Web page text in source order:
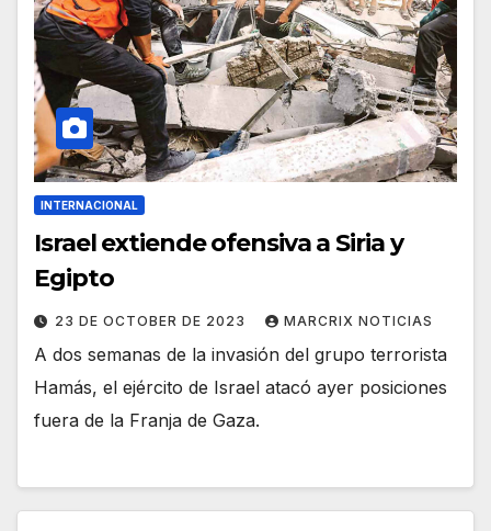
INTERNACIONAL
Israel extiende ofensiva a Siria y
Egipto
23 DE OCTOBER DE 2023 MARCRIX NOTICIAS
A dos semanas de la invasión del grupo terrorista
Hamás, el ejército de Israel atacó ayer posiciones
fuera de la Franja de Gaza.